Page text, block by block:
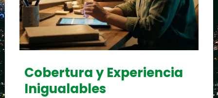
Cobertura y Experiencia
Inigualables